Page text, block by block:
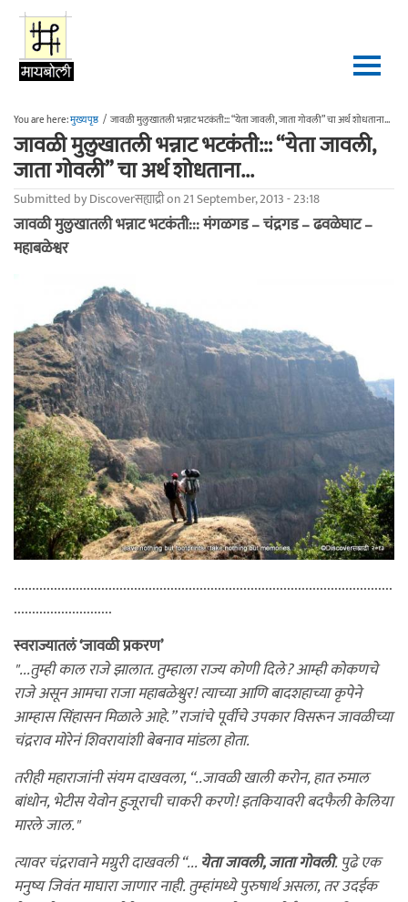
Skip to main content
You are here:मुख्यपृष्ठ / जावळी मुलुखातली भन्नाट भटकंती::: “येता जावली, जाता गोवली” चा अर्थ शोधताना...
जावळी मुलुखातली भन्नाट भटकंती::: “येता जावली,
जाता गोवली” चा अर्थ शोधताना...
Submitted byDiscoverसह्याद्रीon 21 September, 2013 - 23:18
जावळी मुलुखातली भन्नाट भटकंती::: मंगळगड – चंद्रगड – ढवळेघाट –
महाबळेश्वर
........................................................................................................
...........................
स्वराज्यातलं ‘जावळी प्रकरण’
"...तुम्ही काल राजे झालात. तुम्हाला राज्य कोणी दिले? आम्ही कोकणचे
राजे असून आमचा राजा महाबळेश्वुर! त्याच्या आणि बादशहाच्या कृपेने
आम्हास सिंहासन मिळाले आहे.” राजांचे पूर्वीचे उपकार विसरून जावळीच्या
चंद्रराव मोरेनं शिवरायांशी बेबनाव मांडला होता.
तरीही महाराजांनी संयम दाखवला, “..जावळी खाली करोन, हात रुमाल
बांधोन, भेटीस येवोन हुजूराची चाकरी करणे! इतकियावरी बदफैली केलिया
मारले जाल."
त्यावर चंद्ररावाने मग्रुरी दाखवली “... येता जावली, जाता गोवली. पुढे एक
मनुष्य जिवंत माघारा जाणार नाही. तुम्हांमध्ये पुरुषार्थ असला, तर उदईक